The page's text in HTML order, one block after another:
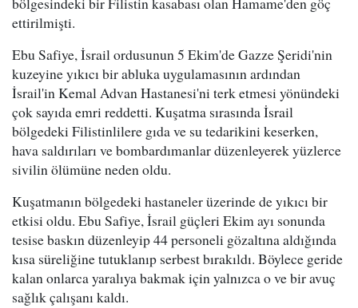
ettirilmişti.
Ebu Safiye, İsrail ordusunun 5 Ekim'de Gazze Şeridi'nin
kuzeyine yıkıcı bir abluka uygulamasının ardından
İsrail'in Kemal Advan Hastanesi'ni terk etmesi yönündeki
çok sayıda emri reddetti. Kuşatma sırasında İsrail
bölgedeki Filistinlilere gıda ve su tedarikini keserken,
hava saldırıları ve bombardımanlar düzenleyerek yüzlerce
sivilin ölümüne neden oldu.
Kuşatmanın bölgedeki hastaneler üzerinde de yıkıcı bir
etkisi oldu. Ebu Safiye, İsrail güçleri Ekim ayı sonunda
tesise baskın düzenleyip 44 personeli gözaltına aldığında
kısa süreliğine tutuklanıp serbest bırakıldı. Böylece geride
kalan onlarca yaralıya bakmak için yalnızca o ve bir avuç
sağlık çalışanı kaldı.